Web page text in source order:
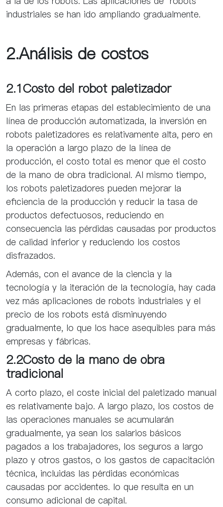
industriales se han ido ampliando gradualmente.
2.Análisis de costos
2.1Costo del robot paletizador
En las primeras etapas del establecimiento de una
línea de producción automatizada, la inversión en
robots paletizadores es relativamente alta, pero en
la operación a largo plazo de la línea de
producción, el costo total es menor que el costo
de la mano de obra tradicional. Al mismo tiempo,
los robots paletizadores pueden mejorar la
eficiencia de la producción y reducir la tasa de
productos defectuosos, reduciendo en
consecuencia las pérdidas causadas por productos
de calidad inferior y reduciendo los costos
disfrazados.
Además, con el avance de la ciencia y la
tecnología y la iteración de la tecnología, hay cada
vez más aplicaciones de robots industriales y el
precio de los robots está disminuyendo
gradualmente, lo que los hace asequibles para más
empresas y fábricas.
2.2Costo de la mano de obra
tradicional
A corto plazo, el coste inicial del paletizado manual
es relativamente bajo. A largo plazo, los costos de
las operaciones manuales se acumularán
gradualmente, ya sean los salarios básicos
pagados a los trabajadores, los seguros a largo
plazo y otros gastos, o los gastos de capacitación
técnica, incluidas las pérdidas económicas
causadas por accidentes. lo que resulta en un
consumo adicional de capital.